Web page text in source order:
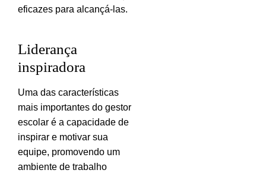
eficazes para alcançá-las.
Liderança
inspiradora
Uma das características
mais importantes do gestor
escolar é a capacidade de
inspirar e motivar sua
equipe, promovendo um
ambiente de trabalho